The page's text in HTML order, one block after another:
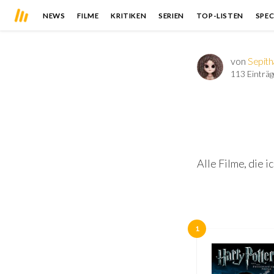
NEWS FILME KRITIKEN SERIEN TOP-LISTEN
von
113
Alle Filme, die
1